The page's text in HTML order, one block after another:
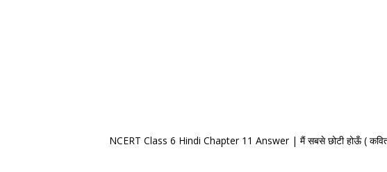
NCERT Class 6 Hindi Chapter 11 Answer | मैं सबसे छोटी होऊँ (